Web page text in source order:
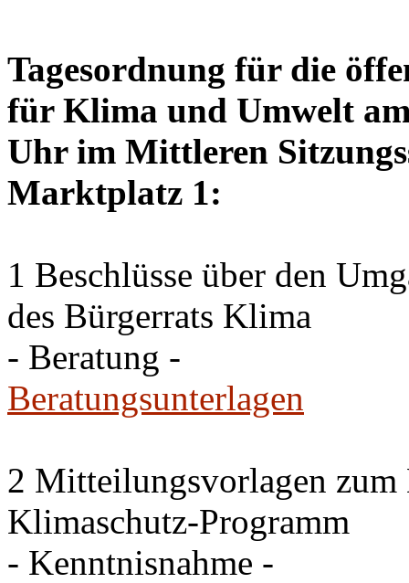
Tagesordnung für die
für Klima und Umwelt
Uhr im Mittleren
Marktplatz 1:
1 Beschlüsse über den
des Bürgerrats Klima
- Beratung -
Beratungsunterlagen
2 Mitteilungsvorlagen zum
Klimaschutz-Programm
- Kenntnisnahme -